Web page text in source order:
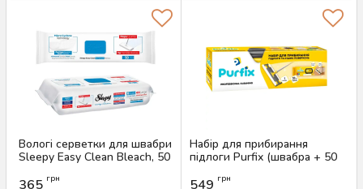
Вологі серветки для швабри
Sleepy Easy Clean Bleach, 50
Артикул:
365 грн
Набір для прибирання
підлоги Purfix (швабра + 50
Артикул:
549 грн